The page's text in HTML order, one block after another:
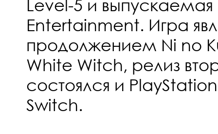
Level-5 и
Entertainment. Игра
продолжением Ni no
White Witch, релиз
состоялся и
Switch.